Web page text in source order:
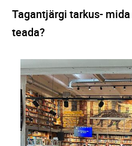
Tagantjärgi tarkus-
teada?